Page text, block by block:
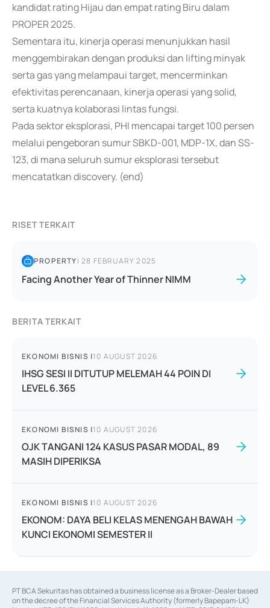
kandidat rating Hijau dan empat rating Biru dalam
PROPER 2025.
Sementara itu, kinerja operasi menunjukkan hasil
menggembirakan dengan produksi dan lifting minyak
serta gas yang melampaui target, mencerminkan
efektivitas perencanaan, kinerja operasi yang solid,
serta kuatnya kolaborasi lintas fungsi.
Pada sektor eksplorasi, PHI mencapai target 100 persen
melalui pengeboran sumur SBKD-001, MDP-1X, dan SS-
123, di mana seluruh sumur eksplorasi tersebut
mencatatkan discovery. (end)
RISET TERKAIT
PROPERTY|28 FEBRUARY 2025
Facing Another Year of Thinner NIMM
BERITA TERKAIT
EKONOMI BISNIS |10 AUGUST 2026
IHSG SESI II DITUTUP MELEMAH 44 POIN DI
LEVEL 6.365
EKONOMI BISNIS |10 AUGUST 2026
OJK TANGANI 124 KASUS PASAR MODAL, 89
MASIH DIPERIKSA
EKONOMI BISNIS |10 AUGUST 2026
EKONOM: DAYA BELI KELAS MENENGAH BAWAH
KUNCI EKONOMI SEMESTER II
PT BCA Sekuritas has obtained a business license as a Broker-Dealer based
on the decree of the Financial Services Authority (formerly Bapepam-LK)